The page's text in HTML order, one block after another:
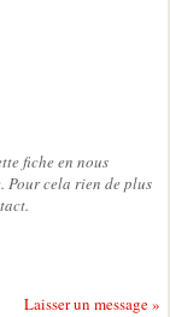
fiche en nous
cela rien de plus
Laisser un message »